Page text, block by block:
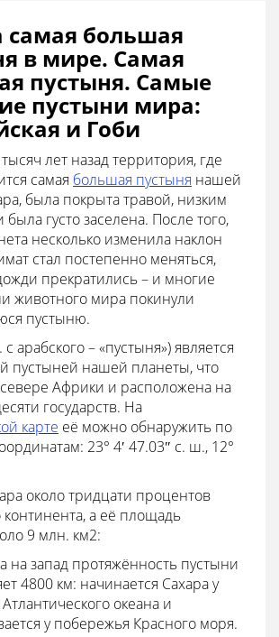
самая большая
в мире. Самая
пустыня. Самые
пустыни мира:
и Гоби
лет назад территория, где
самая большая пустыня нашей
была покрыта травой, низким
была густо заселена. После того,
несколько изменила наклон
стал постепенно меняться,
прекратились – и многие
животного мира покинули
пустыню.
арабского – «пустыня») является
пустыней нашей планеты, что
Африки и расположена на
государств. На
карте её можно обнаружить по
23° 4′ 47.03″ с. ш., 12°
около тридцати процентов
континента, а её площадь
9 млн. км2:
на запад протяжённость пустыни
4800 км: начинается Сахара у
океана и
у побережья Красного моря.